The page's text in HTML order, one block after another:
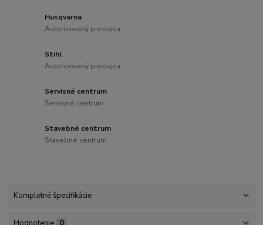
Husqvarna
Autorizovaný predajca
Stihl
Autorizovaný predajca
Servisné centrum
Servisné centrum
Stavebné centrum
Stavebné centrum
Kompletné špecifikácie